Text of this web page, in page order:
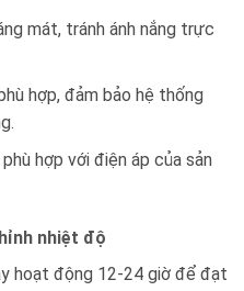
mát, tránh ánh nắng trực
hợp, đảm bảo hệ thống
hợp với điện áp của sản
nhiệt độ
hoạt động 12-24 giờ để đạt